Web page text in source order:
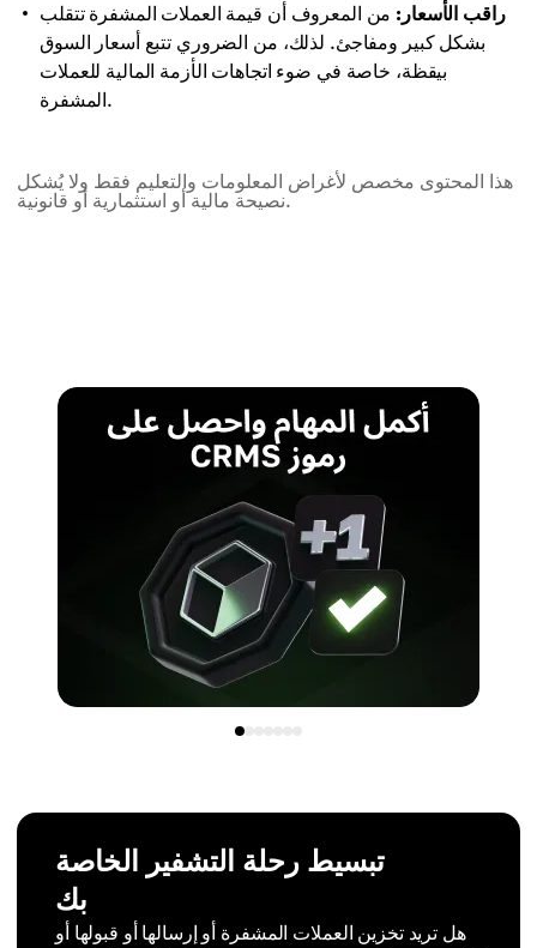
راقب الأسعار: من المعروف أن قيمة العملات المشفرة تتقلب
بشكل كبير ومفاجئ. لذلك، من الضروري تتبع أسعار السوق
بيقظة، خاصة في ضوء اتجاهات الأزمة المالية للعملات
المشفرة.
هذا المحتوى مخصص لأغراض المعلومات والتعليم فقط ولا يُشكل
نصيحة مالية أو استثمارية أو قانونية.
تبسيط رحلة التشفير الخاصة
بك
هل تريد تخزين العملات المشفرة أو إرسالها أو قبولها أو